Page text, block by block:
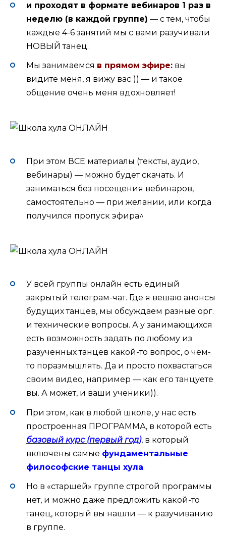
и проходят в формате вебинаров 1 раз в
неделю (в каждой группе) — с тем, чтобы
каждые 4-6 занятий мы с вами разучивали
НОВЫЙ танец.
Мы занимаемся в прямом эфире: вы
видите меня, я вижу вас )) — и такое
общение очень меня вдохновляет!
При этом ВСЕ материалы (тексты, аудио,
вебинары) — можно будет скачать. И
заниматься без посещения вебинаров,
самостоятельно — при желании, или когда
получился пропуск эфира^
У всей группы онлайн есть единый
закрытый телеграм-чат. Где я вешаю анонсы
будущих танцев, мы обсуждаем разные орг.
и технические вопросы. А у занимающихся
есть возможность задать по любому из
разученных танцев какой-то вопрос, о чем-
то поразмышлять. Да и просто похвастаться
своим видео, например — как его танцуете
вы. А может, и ваши ученики)).
При этом, как в любой школе, у нас есть
простроенная ПРОГРАММА, в которой есть
базовый курс (первый год), в который
включены самые фундаментальные
философские танцы хула.
Но в «старшей» группе строгой программы
нет, и можно даже предложить какой-то
танец, который вы нашли — к разучиванию
в группе.